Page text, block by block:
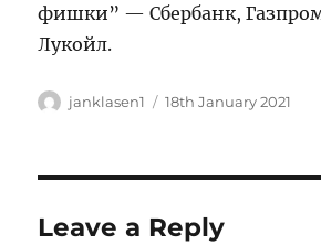
фишки” — Сбербанк,
Лукойл.
Author
janklasen1
Posted
18th January 2021
Leave a Reply